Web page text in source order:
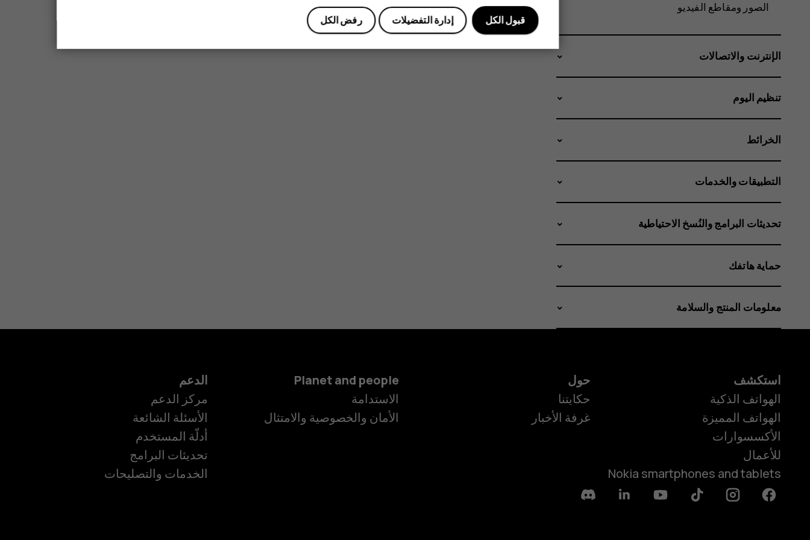
الهواتف الذكية
الصور ومقاطع الفيديو
الإنترنت والاتصالات
تنظيم اليوم
الخرائط
التطبيقات والخدمات
تحديثات البرامج والنُسخ الاحتياطية
حماية هاتفك
معلومات المنتج والسلامة
استكشف
الهواتف الذكية
الهواتف المميزة
الأكسسوارات
للأعمال
Nokia smartphones and tablets
حول
حكايتنا
غرفة الأخبار
Planet and people
الاستدامة
الأمان والخصوصية والامتثال
الدعم
مركز الدعم
الأسئلة الشائعة
أدلّة المستخدم
تحديثات البرامج
الخدمات والتصليحات
Facebook
Instagram
Tiktok
Youtube
Linkedin
Discord
رفض الكل إدارة التفضيلات قبول الكل